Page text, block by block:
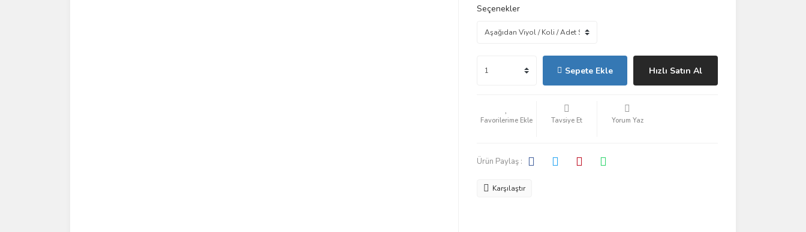
Seçenekler
Sepete Ekle Hızlı Satın Al
Tavsiye Et Yorum Yaz
Ürün Paylaş :
Karşılaştır